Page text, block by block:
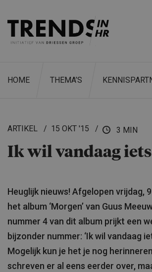
HOME THEMA’S
ARTIKEL 15 OKT '15 3 MIN
Ik wil vandaag
Heuglijk nieuws! Afgelopen vrijdag,
het album ‘Morgen’ van Guus
nummer 4 van dit album prijkt een
bijzonder nummer: ‘Ik wil vandaag
Mogelijk kun je het je nog
schreven er al eens eerder over,